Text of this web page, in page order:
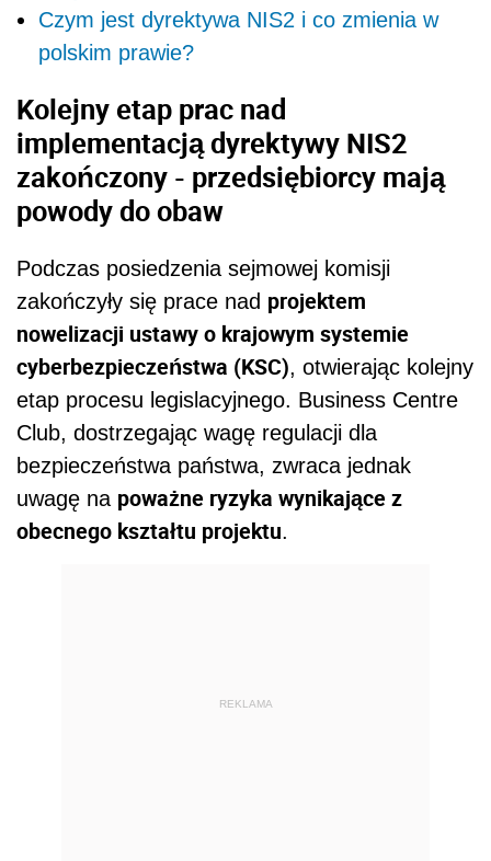
Czym jest dyrektywa NIS2 i co zmienia w
polskim prawie?
Kolejny etap prac nad
implementacją dyrektywy NIS2
zakończony - przedsiębiorcy mają
powody do obaw
Podczas posiedzenia sejmowej komisji
zakończyły się prace nad projektem
nowelizacji ustawy o krajowym systemie
cyberbezpieczeństwa (KSC), otwierając kolejny
etap procesu legislacyjnego. Business Centre
Club, dostrzegając wagę regulacji dla
bezpieczeństwa państwa, zwraca jednak
uwagę na poważne ryzyka wynikające z
obecnego kształtu projektu.
REKLAMA